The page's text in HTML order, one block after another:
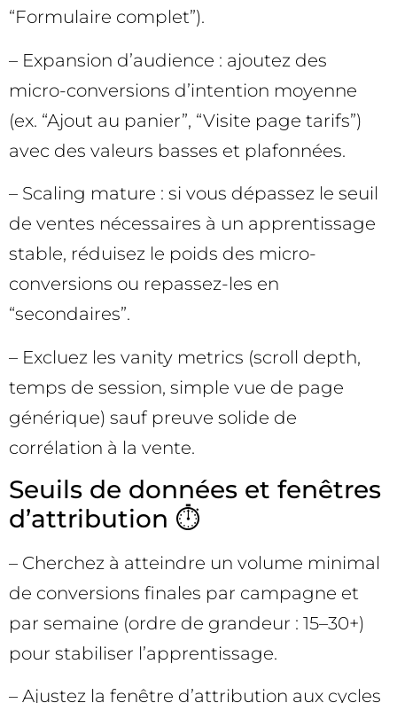
“Formulaire complet”).
– Expansion d’audience : ajoutez des
micro-conversions d’intention moyenne
(ex. “Ajout au panier”, “Visite page tarifs”)
avec des valeurs basses et plafonnées.
– Scaling mature : si vous dépassez le seuil
de ventes nécessaires à un apprentissage
stable, réduisez le poids des micro-
conversions ou repassez-les en
“secondaires”.
– Excluez les vanity metrics (scroll depth,
temps de session, simple vue de page
générique) sauf preuve solide de
corrélation à la vente.
Seuils de données et fenêtres
d’attribution ⏱️
– Cherchez à atteindre un volume minimal
de conversions finales par campagne et
par semaine (ordre de grandeur : 15–30+)
pour stabiliser l’apprentissage.
– Ajustez la fenêtre d’attribution aux cycles